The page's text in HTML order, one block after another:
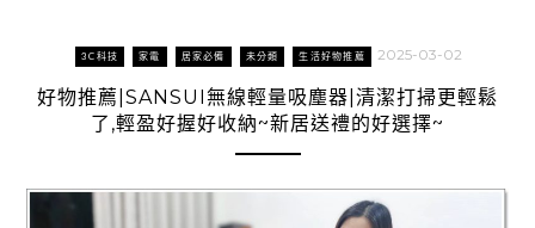
3C科技 家電 居家必備 未分類 生活好物推薦 2025-03-02
好物推薦|SANSUI無線輕量吸塵器|清潔打掃更輕鬆
了,輕盈好握好收納~新居送禮的好選擇~